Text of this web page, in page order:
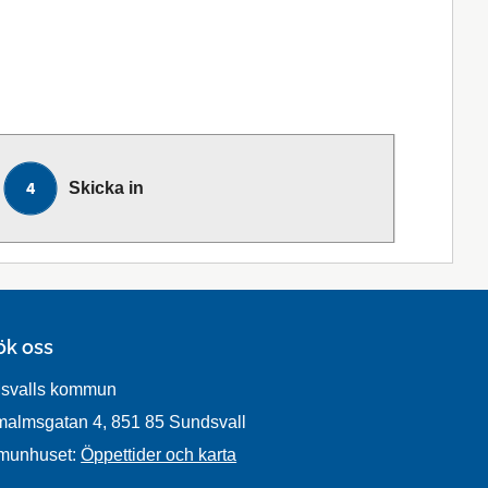
Skicka in
oss
kommun
4, 851 85 Sundsvall
Öppettider och karta